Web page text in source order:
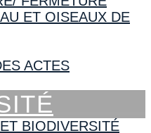
ET OISEAUX DE
ACTES
BIODIVERSITÉ